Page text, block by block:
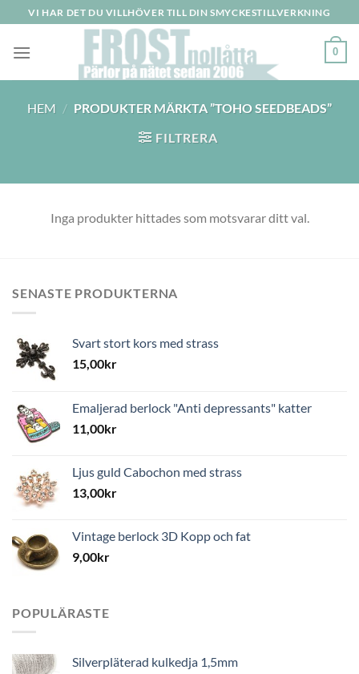
to
content
VI HAR DET DU VILLHÖVER TILL DIN SMYCKESTILLVERKNING
0
HEM / PRODUKTER MÄRKTA ”TOHO SEEDBEADS”
FILTRERA
Inga produkter hittades som motsvarar ditt val.
SENASTE PRODUKTERNA
Svart stort kors med strass
15,00kr
Emaljerad berlock "Anti depressants" katter
11,00kr
Ljus guld Cabochon med strass
13,00kr
Vintage berlock 3D Kopp och fat
9,00kr
POPULÄRASTE
Silverpläterad kulkedja 1,5mm